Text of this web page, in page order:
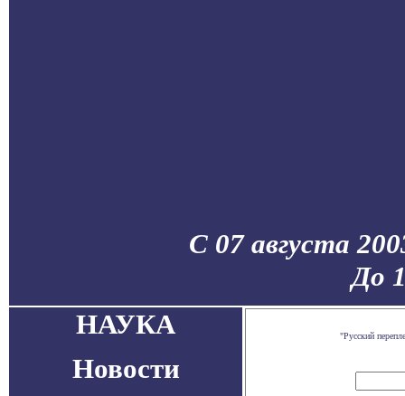
С 07 августа
До
НАУКА
Новости
"Русский